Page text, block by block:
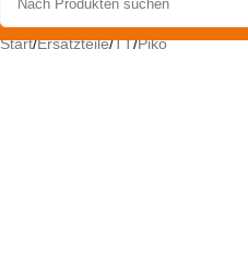
Start/Ersatzteile/TT/Piko